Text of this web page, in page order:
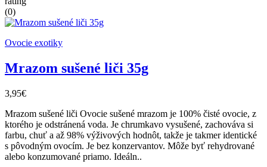
(0)
Ovocie exotiky
Mrazom sušené liči 35g
3,95€
Mrazom sušené liči Ovocie sušené mrazom je 100% čisté ovocie, z
ktorého je odstránená voda. Je chrumkavo vysušené, zachováva si
farbu, chuť a až 98% výživových hodnôt, takže je takmer identické
s pôvodným ovocím. Je bez konzervantov. Môže byť rehydrované
alebo konzumované priamo. Ideáln..